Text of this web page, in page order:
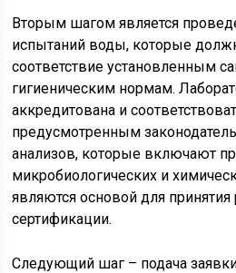
Вторым шагом является
испытаний воды, которые
соответствие установленным
гигиеническим нормам.
аккредитована и
предусмотренным
анализов, которые включают
микробиологических и
являются основой для
сертификации.
Следующий шаг – подача